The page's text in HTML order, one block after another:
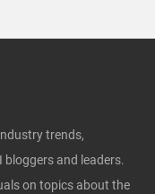
trends,
and leaders.
on topics about the